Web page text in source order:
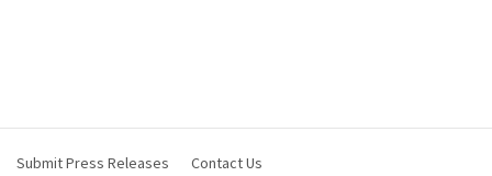
Submit Press Releases Contact Us